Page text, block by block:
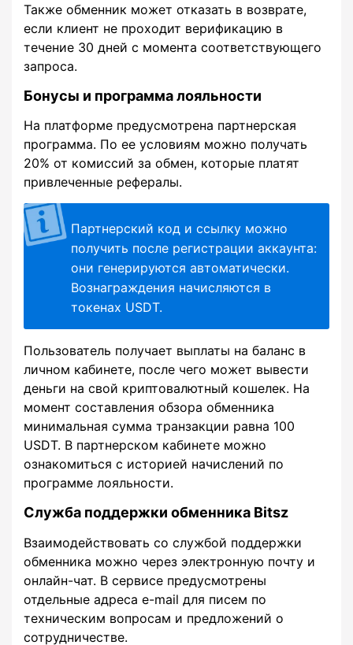
Также обменник может отказать в возврате,
если клиент не проходит верификацию в
течение 30 дней с момента соответствующего
запроса.
Бонусы и программа лояльности
На платформе предусмотрена партнерская
программа. По ее условиям можно получать
20% от комиссий за обмен, которые платят
привлеченные рефералы.
Партнерский код и ссылку можно
получить после регистрации аккаунта:
они генерируются автоматически.
Вознаграждения начисляются в
токенах USDT.
Пользователь получает выплаты на баланс в
личном кабинете, после чего может вывести
деньги на свой криптовалютный кошелек. На
момент составления обзора обменника
минимальная сумма транзакции равна 100
USDT. В партнерском кабинете можно
ознакомиться с историей начислений по
программе лояльности.
Служба поддержки обменника Bitsz
Взаимодействовать со службой поддержки
обменника можно через электронную почту и
онлайн-чат. В сервисе предусмотрены
отдельные адреса e-mail для писем по
техническим вопросам и предложений о
сотрудничестве.